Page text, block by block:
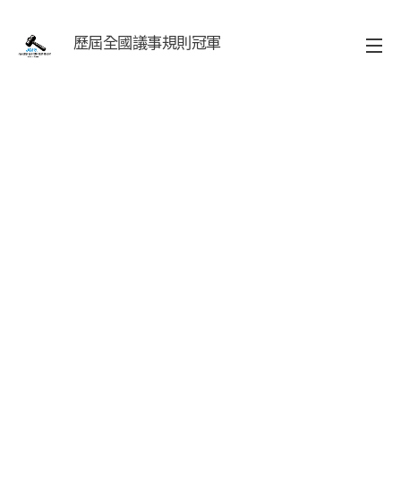
歷屆全國議事規則冠軍